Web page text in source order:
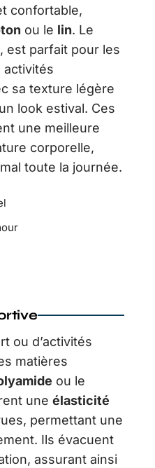
confortable,
ou le lin. Le
est parfait pour les
activités
sa texture légère
look estival. Ces
une meilleure
corporelle,
toute la journée.
ou d’activités
matières
ou le
une élasticité
permettant une
Ils évacuent
assurant ainsi